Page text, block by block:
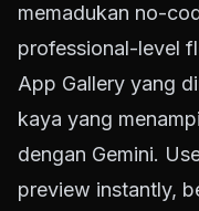
memadukan no-
professional-level
App Gallery yang
kaya yang
dengan Gemini.
preview instantly,